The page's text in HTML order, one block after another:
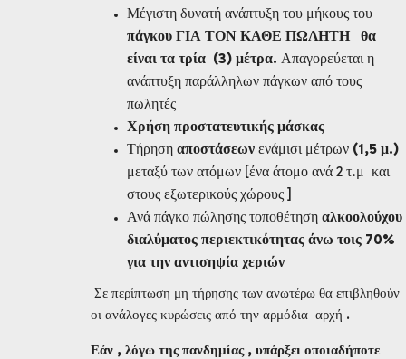
Μέγιστη δυνατή ανάπτυξη του μήκους του
πάγκου ΓΙΑ ΤΟΝ ΚΑΘΕ ΠΩΛΗΤΗ θα
είναι τα τρία (3) μέτρα. Απαγορεύεται η
ανάπτυξη παράλληλων πάγκων από τους
πωλητές
Χρήση προστατευτικής μάσκας
Τήρηση αποστάσεων ενάμισι μέτρων (1,5 μ.)
μεταξύ των ατόμων [ένα άτομο ανά 2 τ.μ και
στους εξωτερικούς χώρους ]
Ανά πάγκο πώλησης τοποθέτηση αλκοολούχου
διαλύματος περιεκτικότητας άνω τοις 70%
για την αντισηψία χεριών
Σε περίπτωση μη τήρησης των ανωτέρω θα επιβληθούν
οι ανάλογες κυρώσεις από την αρμόδια αρχή .
Εάν , λόγω της πανδημίας , υπάρξει οποιαδήποτε